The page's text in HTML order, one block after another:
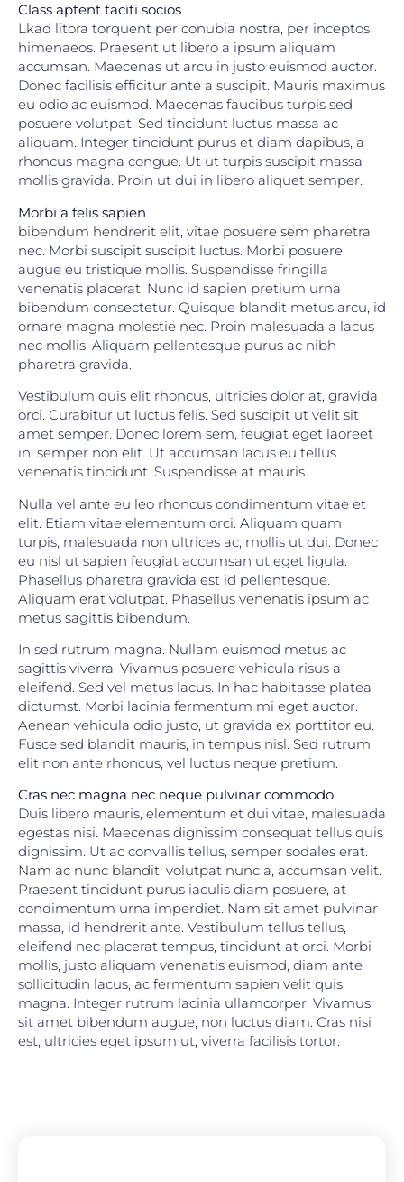
Class aptent taciti socios
Lkad litora torquent per conubia nostra, per inceptos
himenaeos. Praesent ut libero a ipsum aliquam
accumsan. Maecenas ut arcu in justo euismod auctor.
Donec facilisis efficitur ante a suscipit. Mauris maximus
eu odio ac euismod. Maecenas faucibus turpis sed
posuere volutpat. Sed tincidunt luctus massa ac
aliquam. Integer tincidunt purus et diam dapibus, a
rhoncus magna congue. Ut ut turpis suscipit massa
mollis gravida. Proin ut dui in libero aliquet semper.
Morbi a felis sapien
bibendum hendrerit elit, vitae posuere sem pharetra
nec. Morbi suscipit suscipit luctus. Morbi posuere
augue eu tristique mollis. Suspendisse fringilla
venenatis placerat. Nunc id sapien pretium urna
bibendum consectetur. Quisque blandit metus arcu, id
ornare magna molestie nec. Proin malesuada a lacus
nec mollis. Aliquam pellentesque purus ac nibh
pharetra gravida.
Vestibulum quis elit rhoncus, ultricies dolor at, gravida
orci. Curabitur ut luctus felis. Sed suscipit ut velit sit
amet semper. Donec lorem sem, feugiat eget laoreet
in, semper non elit. Ut accumsan lacus eu tellus
venenatis tincidunt. Suspendisse at mauris.
Nulla vel ante eu leo rhoncus condimentum vitae et
elit. Etiam vitae elementum orci. Aliquam quam
turpis, malesuada non ultrices ac, mollis ut dui. Donec
eu nisl ut sapien feugiat accumsan ut eget ligula.
Phasellus pharetra gravida est id pellentesque.
Aliquam erat volutpat. Phasellus venenatis ipsum ac
metus sagittis bibendum.
In sed rutrum magna. Nullam euismod metus ac
sagittis viverra. Vivamus posuere vehicula risus a
eleifend. Sed vel metus lacus. In hac habitasse platea
dictumst. Morbi lacinia fermentum mi eget auctor.
Aenean vehicula odio justo, ut gravida ex porttitor eu.
Fusce sed blandit mauris, in tempus nisl. Sed rutrum
elit non ante rhoncus, vel luctus neque pretium.
Cras nec magna nec neque pulvinar commodo.
Duis libero mauris, elementum et dui vitae, malesuada
egestas nisi. Maecenas dignissim consequat tellus quis
dignissim. Ut ac convallis tellus, semper sodales erat.
Nam ac nunc blandit, volutpat nunc a, accumsan velit.
Praesent tincidunt purus iaculis diam posuere, at
condimentum urna imperdiet. Nam sit amet pulvinar
massa, id hendrerit ante. Vestibulum tellus tellus,
eleifend nec placerat tempus, tincidunt at orci. Morbi
mollis, justo aliquam venenatis euismod, diam ante
sollicitudin lacus, ac fermentum sapien velit quis
magna. Integer rutrum lacinia ullamcorper. Vivamus
sit amet bibendum augue, non luctus diam. Cras nisi
est, ultricies eget ipsum ut, viverra facilisis tortor.